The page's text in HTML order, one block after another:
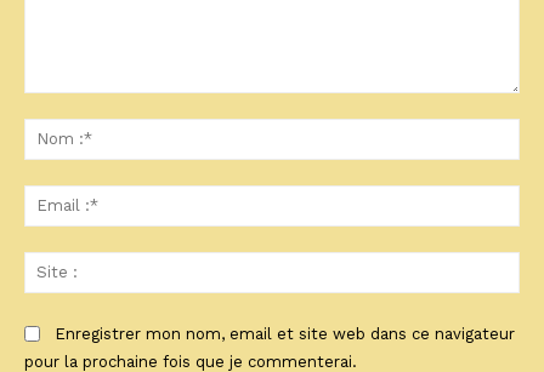
:*
:*
:
Enregistrer mon nom, email et site web dans ce navigateur
pour la prochaine fois que je commenterai.